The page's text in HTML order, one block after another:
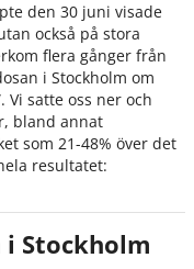
den 30 juni visade
också på stora
flera gånger från
i Stockholm om
Vi satte oss ner och
bland annat
som 21-48% över det
resultatet:
i Stockholm